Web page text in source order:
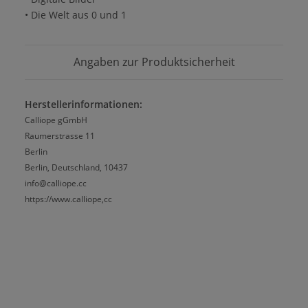
• Die Welt aus 0 und 1
Angaben zur Produktsicherheit
Herstellerinformationen:
Calliope gGmbH
Raumerstrasse 11
Berlin
Berlin, Deutschland, 10437
info@calliope.cc
https://www.calliope,cc